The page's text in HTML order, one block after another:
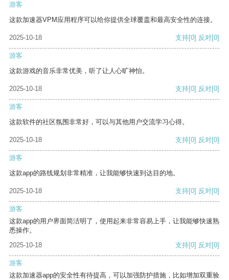
游客
这款加速器VPM应用程序可以给你提供全球覆盖和最高安全性的连接。
2025-10-18 支持[0] 反对[0]
游客
这款游戏的音乐非常优美，听了让人心旷神怡。
2025-10-18 支持[0] 反对[0]
游客
这款软件的社区氛围非常好，可以与其他用户交流学习心得。
2025-10-18 支持[0] 反对[0]
游客
这款app的路线规划非常精准，让我能够快速到达目的地。
2025-10-18 支持[0] 反对[0]
游客
这款app的用户界面简洁明了，使用起来非常容易上手，让我能够快速熟
悉操作。
2025-10-18
支持[0] 反对[0]
游客
这款加速器app的安全性有待提高，可以加强防护措施，比如增加双重验